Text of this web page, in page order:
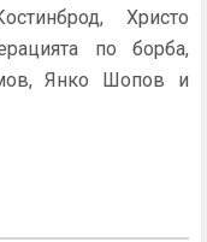
Христо
по борба,
Янко Шопов и